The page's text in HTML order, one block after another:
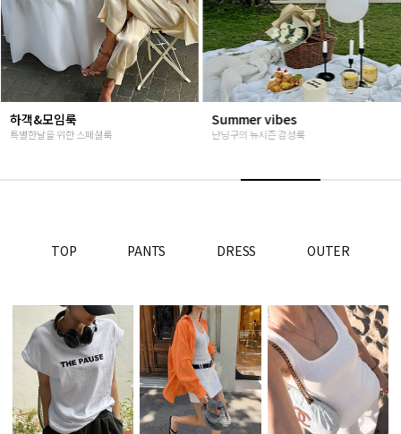
Summer vibes
난닝구의 뉴시즌 감성룩
베스트재진행
고객님들이 인정해주신 Steady seller
TOP PANTS DRESS OUTER